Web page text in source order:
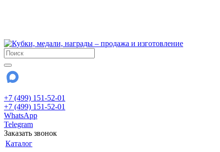
+7 (499) 151-52-01
+7 (499) 151-52-01
WhatsApp
Telegram
Заказать звонок
Каталог